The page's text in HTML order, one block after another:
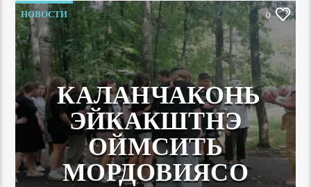
НОВОСТИ 0
КАЛАНЧАКОНЬ
ЭЙКАКШТНЭ
ОЙМСИТЬ
МОРДОВИЯСО